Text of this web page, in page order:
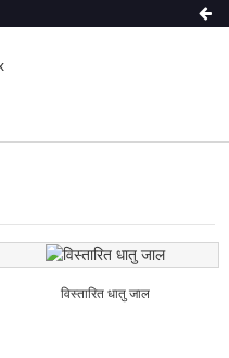
विस्तारित धातु जाल